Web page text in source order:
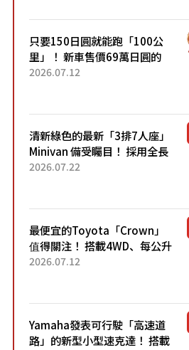
只要150日圓就能跑「100公
里」！ 新車售價69萬日圓的
「3人座」Trike大受歡迎！ 順
2026.07.12
清新綠色的最新「3排7人座」
Minivan 備受矚目！ 採用全長
4.7公尺剛剛好的車身尺寸與
2026.07.22
最便宜的Toyota「Crown」
值得關注！ 搭載4WD、每公升
22.4公里低油耗表現超亮眼！
2026.07.12
Yamaha發表可行駛「高速道
路」的新型小型速克達！ 搭載